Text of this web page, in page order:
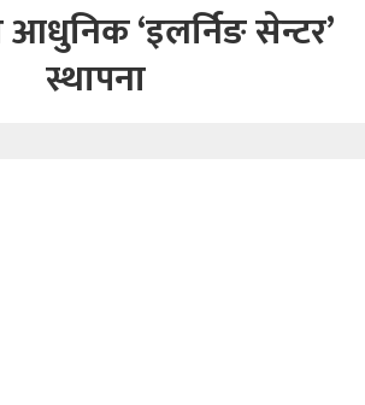
आधुनिक ‘इलर्निङ सेन्टर’
स्थापना